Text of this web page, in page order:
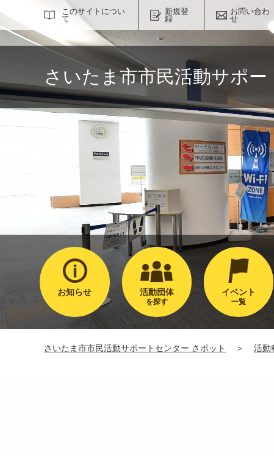
このサイトについ
て
新規登
録
お問い合わ
せ
さいたま市市民活動サポ
お知らせ 活動団体
を探す
イベント
一覧
さいたま市市民活動サポートセンター さポット ＞ 活動